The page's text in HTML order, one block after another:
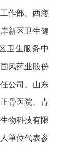
作部、西海
新区卫生健
卫生服务中
风药业股份
公司、山东
骨医院、青
物科技有限
单位代表参